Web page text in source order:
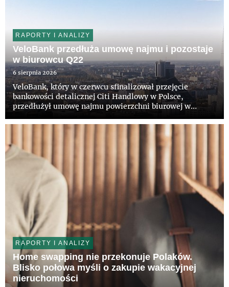
RAPORTY I ANALIZY
VeloBank przedłuża umowę najmu i pozostaje
w biurowcu Q22
6 sierpnia 2026
VeloBank, który w czerwcu sfinalizował przejęcie
bankowości detalicznej Citi Handlowy w Polsce,
przedłużył umowę najmu powierzchni biurowej w
prestiżowym budynku na kolejne lata. Właścicielowi
RAPORTY I ANALIZY
Home swapping nie przekonuje Polaków.
Blisko połowa myśli o zakupie wakacyjnej
nieruchomości